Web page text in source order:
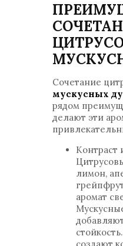
Сочетание
мускусных
рядом
делают эти
Контраст
лимон,
аромат